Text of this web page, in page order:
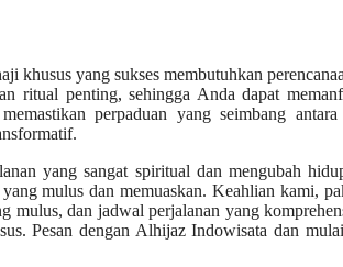
khusus yang sukses membutuhkan
ritual penting, sehingga Anda dapat
perpaduan yang seimbang
yang sangat spiritual dan mengubah
mulus dan memuaskan. Keahlian kami,
mulus, dan jadwal perjalanan yang
Pesan dengan Alhijaz Indowisata dan